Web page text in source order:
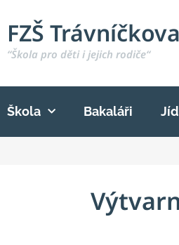
FZŠ Trávníčkova
“Škola pro děti i jejich rodiče“
Škola Bakaláři